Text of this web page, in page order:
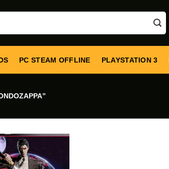
PC STEAM OFFLINE PLAYSTATION 3